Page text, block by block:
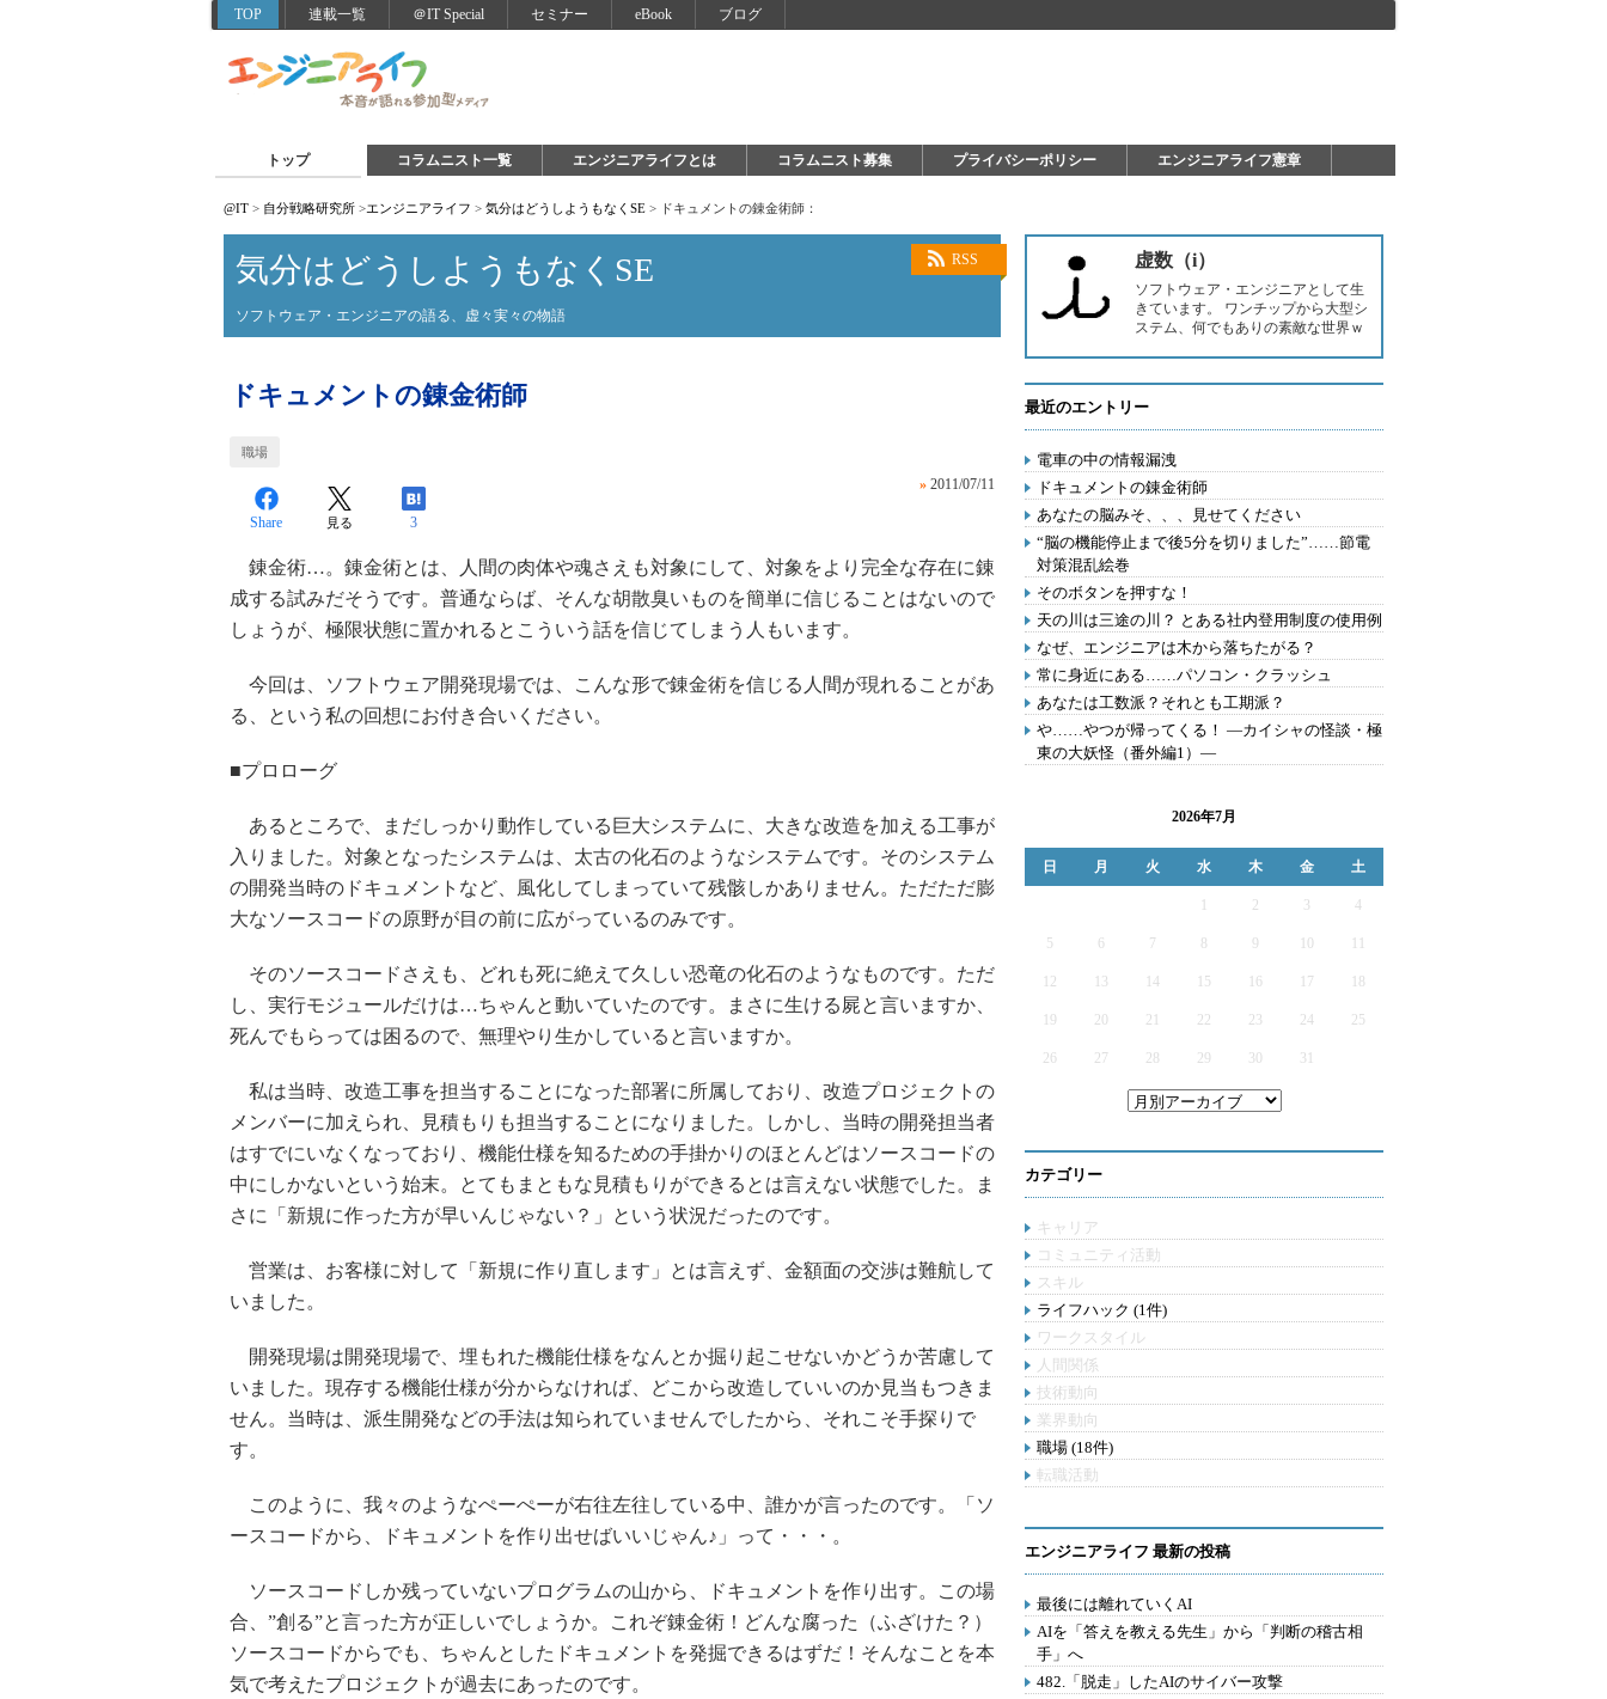
TOP 連載一覧 ＠IT Special セミナー eBook ブログ
トップ コラムニスト一覧 エンジニアライフとは コラムニスト募集 プライバシーポリシー エンジニアライフ憲章
@IT > 自分戦略研究所 >エンジニアライフ > 気分はどうしようもなくSE > ドキュメントの錬金術師：
RSS
気分はどうしようもなくSE
ソフトウェア・エンジニアの語る、虚々実々の物語
ドキュメントの錬金術師
職場
» 2011/07/11
Share 見る 3
錬金術…。錬金術とは、人間の肉体や魂さえも対象にして、対象をより完全な存在に錬
成する試みだそうです。普通ならば、そんな胡散臭いものを簡単に信じることはないので
しょうが、極限状態に置かれるとこういう話を信じてしまう人もいます。
今回は、ソフトウェア開発現場では、こんな形で錬金術を信じる人間が現れることがあ
る、という私の回想にお付き合いください。
■プロローグ
あるところで、まだしっかり動作している巨大システムに、大きな改造を加える工事が
入りました。対象となったシステムは、太古の化石のようなシステムです。そのシステム
の開発当時のドキュメントなど、風化してしまっていて残骸しかありません。ただただ膨
大なソースコードの原野が目の前に広がっているのみです。
そのソースコードさえも、どれも死に絶えて久しい恐竜の化石のようなものです。ただ
し、実行モジュールだけは…ちゃんと動いていたのです。まさに生ける屍と言いますか、
死んでもらっては困るので、無理やり生かしていると言いますか。
私は当時、改造工事を担当することになった部署に所属しており、改造プロジェクトの
メンバーに加えられ、見積もりも担当することになりました。しかし、当時の開発担当者
はすでにいなくなっており、機能仕様を知るための手掛かりのほとんどはソースコードの
中にしかないという始末。とてもまともな見積もりができるとは言えない状態でした。ま
さに「新規に作った方が早いんじゃない？」という状況だったのです。
営業は、お客様に対して「新規に作り直します」とは言えず、金額面の交渉は難航して
いました。
開発現場は開発現場で、埋もれた機能仕様をなんとか掘り起こせないかどうか苦慮して
いました。現存する機能仕様が分からなければ、どこから改造していいのか見当もつきま
せん。当時は、派生開発などの手法は知られていませんでしたから、それこそ手探りで
す。
このように、我々のようなぺーぺーが右往左往している中、誰かが言ったのです。「ソ
ースコードから、ドキュメントを作り出せばいいじゃん♪」って・・・。
ソースコードしか残っていないプログラムの山から、ドキュメントを作り出す。この場
合、”創る”と言った方が正しいでしょうか。これぞ錬金術！どんな腐った（ふざけた？）
ソースコードからでも、ちゃんとしたドキュメントを発掘できるはずだ！そんなことを本
気で考えたプロジェクトが過去にあったのです。
虚数（i）
ソフトウェア・エンジニアとして生
きています。 ワンチップから大型シ
ステム、何でもありの素敵な世界ｗ
最近のエントリー
電車の中の情報漏洩
ドキュメントの錬金術師
あなたの脳みそ、、、見せてください
“脳の機能停止まで後5分を切りました”……節電
対策混乱絵巻
そのボタンを押すな！
天の川は三途の川？ とある社内登用制度の使用例
なぜ、エンジニアは木から落ちたがる？
常に身近にある……パソコン・クラッシュ
あなたは工数派？それとも工期派？
や……やつが帰ってくる！ ―カイシャの怪談・極
東の大妖怪（番外編1）―
2026年7月
日 月 火 水 木 金 土
2 3 4
5 6 7 9
12 13 14 15 16 17
19 20 21 22 23 24 25
26 27 28 29 30 31
カテゴリー
キャリア
コミュニティ活動
スキル
ライフハック (1件)
ワークスタイル
人間関係
技術動向
業界動向
職場 (18件)
転職活動
エンジニアライフ 最新の投稿
最後には離れていくAI
AIを「答えを教える先生」から「判断の稽古相
手」へ
482.「脱走」したAIのサイバー攻撃